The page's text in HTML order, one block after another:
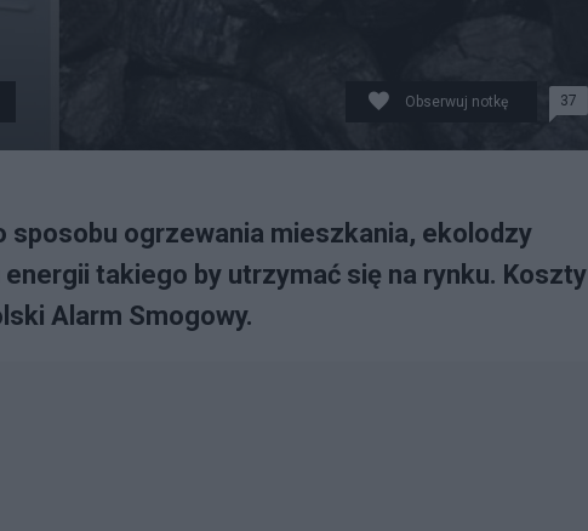
Obserwuj notkę 37
ogrzewania mieszkania, ekolodzy
takiego by utrzymać się na rynku. Koszty
Alarm Smogowy.